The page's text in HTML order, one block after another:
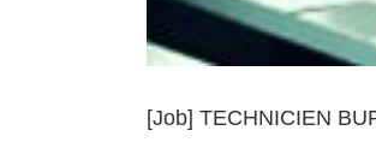
[Job] TECHNICIEN